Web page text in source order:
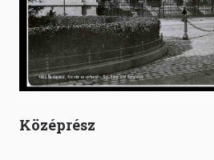
Középrész